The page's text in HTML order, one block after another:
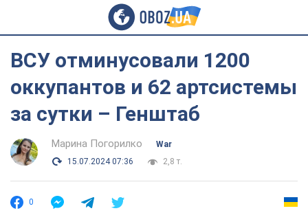
ВСУ отминусовали 1200
оккупантов и 62 артсистемы
за сутки – Генштаб
Марина Погорилко
War
15.07.2024 07:36
2,8 т.
0